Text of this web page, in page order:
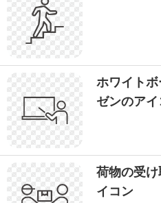
ホワイト
ゼンのア
荷物の受
イコン